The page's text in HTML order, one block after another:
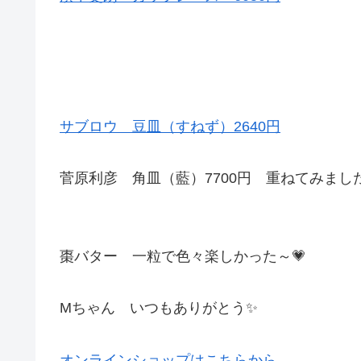
サブロウ 豆皿（すねず）2640円
菅原利彦 角皿（藍）7700円 重ねてみまし
棗バター 一粒で色々楽しかった～💗
Mちゃん いつもありがとう✨